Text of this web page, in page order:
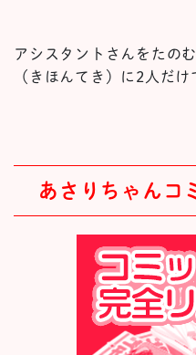
アシスタントさんをたの
（きほんてき）に2人だけ
あさりちゃんコ